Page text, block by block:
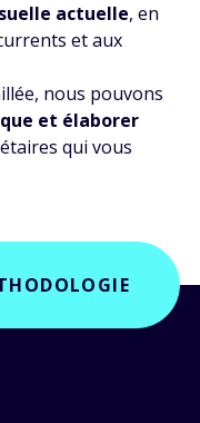
actuelle, en
et aux
nous pouvons
et élaborer
qui vous